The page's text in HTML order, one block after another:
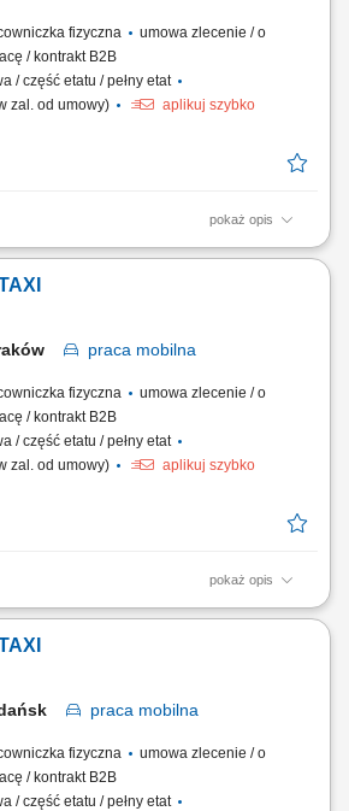
fizyczna
umowa zlecenie / o
/ kontrakt B2B
/ część etatu / pełny etat
zal. od umowy)
aplikuj szybko
pokaż opis
przewozów osób w Krakowie z
stanu technicznego auta przed
oświetlenie, kierunkowskazy, sygnał
praca mobilna
fizyczna
umowa zlecenie / o
/ kontrakt B2B
/ część etatu / pełny etat
zal. od umowy)
aplikuj szybko
pokaż opis
stanu technicznego samochodu do
zewnętrznego i wewnętrznego,
samochodu w trójkąt
praca mobilna
fizyczna
umowa zlecenie / o
/ kontrakt B2B
/ część etatu / pełny etat